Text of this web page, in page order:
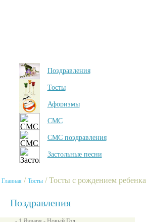
Поздравления
Тосты
Афоризмы
СМС
СМС поздравления
Застольные песни
Главная / Тосты / Тосты с рождением ребенка
Поздравления